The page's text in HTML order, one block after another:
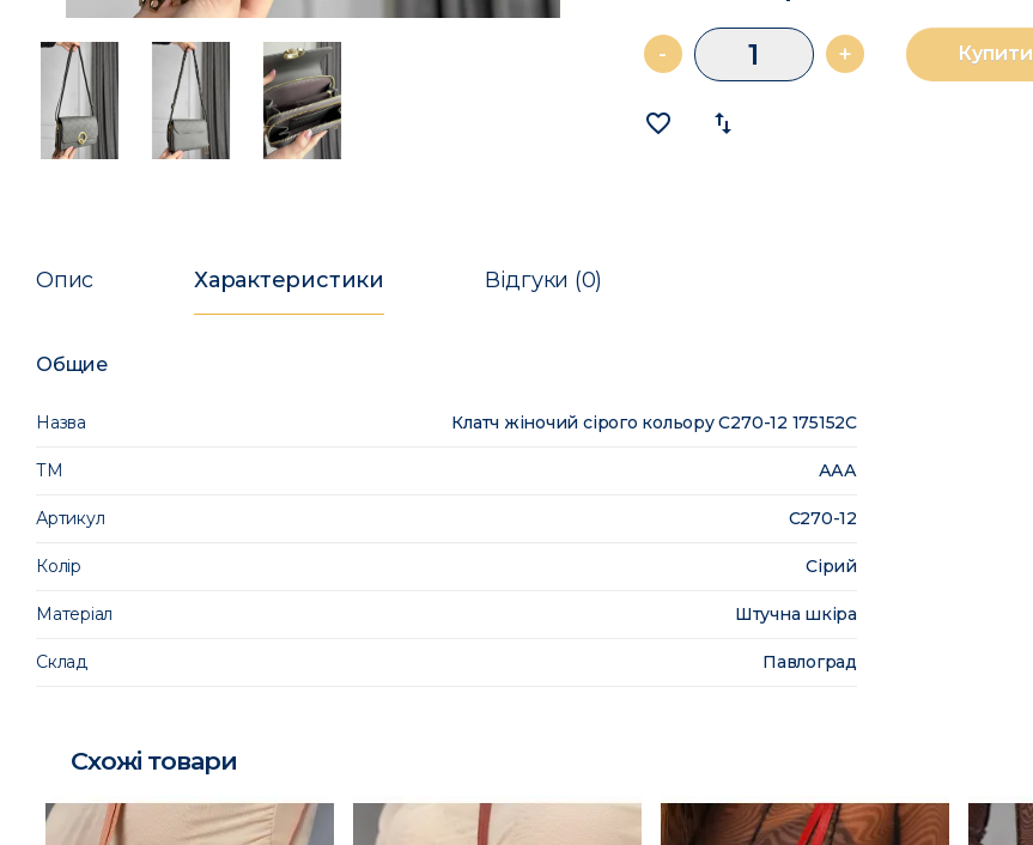
- + Купити
favorite_border import_export
Опис Характеристики Відгуки (0)
Общие
Назва Клатч жіночий сірого кольору С270-12 175152C
ТМ ААА
Артикул С270-12
Колір Сірий
Матеріал Штучна шкіра
Склад Павлоград
Схожі товари